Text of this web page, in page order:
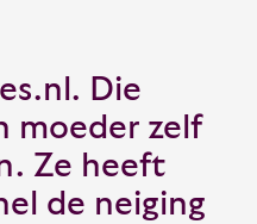
Die
moeder zelf
Ze heeft
de neiging